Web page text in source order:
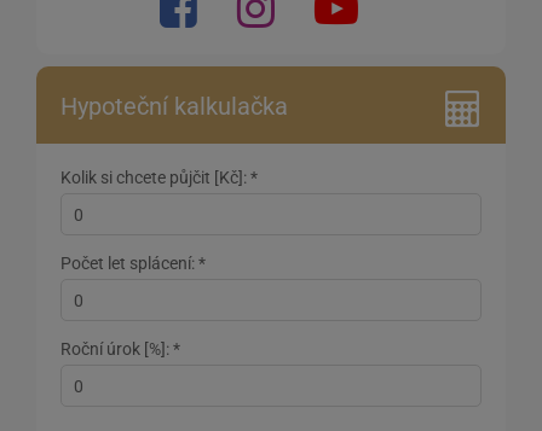
Hypoteční kalkulačka
Kolik si chcete půjčit [Kč]: *
Počet let splácení: *
Roční úrok [%]: *